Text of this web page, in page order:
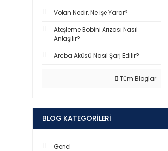
Volan Nedir, Ne İşe Yarar?
Ateşleme Bobini Arızası Nasıl
Anlaşılır?
Araba Aküsü Nasıl Şarj Edilir?
Tüm Bloglar
BLOG KATEGORILERI
Genel